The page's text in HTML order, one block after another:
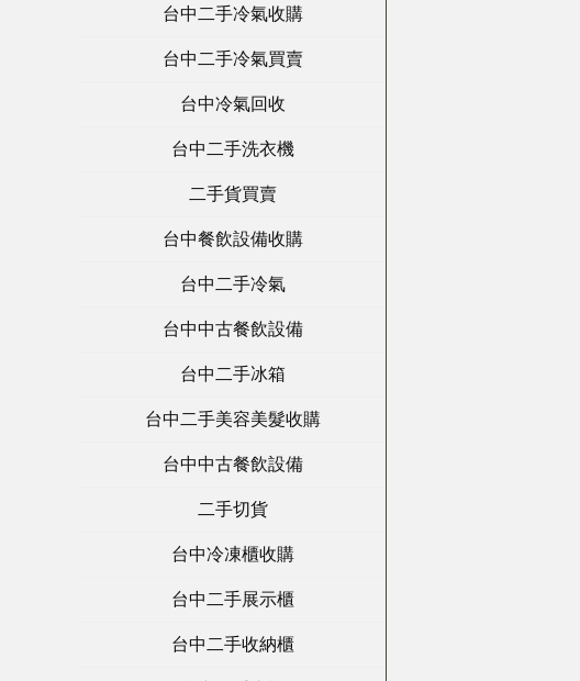
台中二手冷氣收購
台中二手冷氣買賣
台中冷氣回收
台中二手洗衣機
二手貨買賣
台中餐飲設備收購
台中二手冷氣
台中中古餐飲設備
台中二手冰箱
台中二手美容美髮收購
台中中古餐飲設備
二手切貨
台中冷凍櫃收購
台中二手展示櫃
台中二手收納櫃